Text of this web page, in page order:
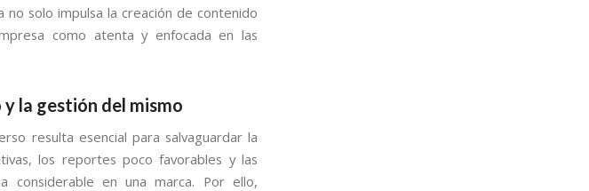
no solo impulsa la creación de contenido
como atenta y enfocada en las
la gestión del mismo
resulta esencial para salvaguardar la
los reportes poco favorables y las
considerable en una marca. Por ello,